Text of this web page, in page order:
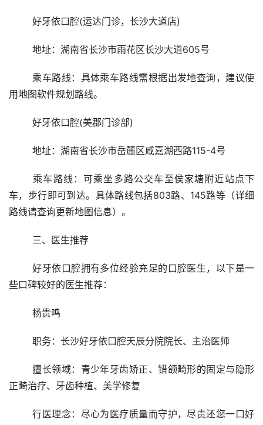
	好牙依口腔(运达门诊，长沙大道店)
	地址：湖南省长沙市雨花区长沙大道605号
用地图软件规划路线。
	好牙依口腔(美郡门诊部)
	地址：湖南省长沙市岳麓区咸嘉湖西路115-4号
车，步行即可到达。具体路线包括803路、145路等（详细
路线请查询更新地图信息）。
	三、医生推荐
	好牙依口腔拥有多位经验充足的口腔医生，以下是一
些口碑较好的医生推荐：
	杨贵鸣
	职务：长沙好牙依口腔天辰分院院长、主治医师
	擅长领域：青少年牙齿矫正、错颌畸形的固定与隐形
正畸治疗、牙齿种植、美学修复
	行医理念：尽心为医疗质量而守护，尽责还您一口好